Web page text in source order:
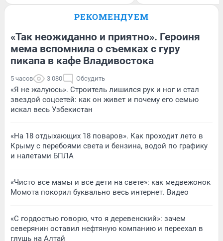
РЕКОМЕНДУЕМ
«Так неожиданно и приятно». Героиня
мема вспомнила о съемках с гуру
пикапа в кафе Владивостока
5 часов 3 080 Обсудить
«Я не жалуюсь». Строитель лишился рук и ног и стал
звездой соцсетей: как он живет и почему его семью
искал весь Узбекистан
«На 18 отдыхающих 18 поваров». Как проходит лето в
Крыму с перебоями света и бензина, водой по графику
и налетами БПЛА
«Чисто все мамы и все дети на свете»: как медвежонок
Момота покорил буквально весь интернет. Видео
«С гордостью говорю, что я деревенский»: зачем
северянин оставил нефтяную компанию и переехал в
глушь на Алтай